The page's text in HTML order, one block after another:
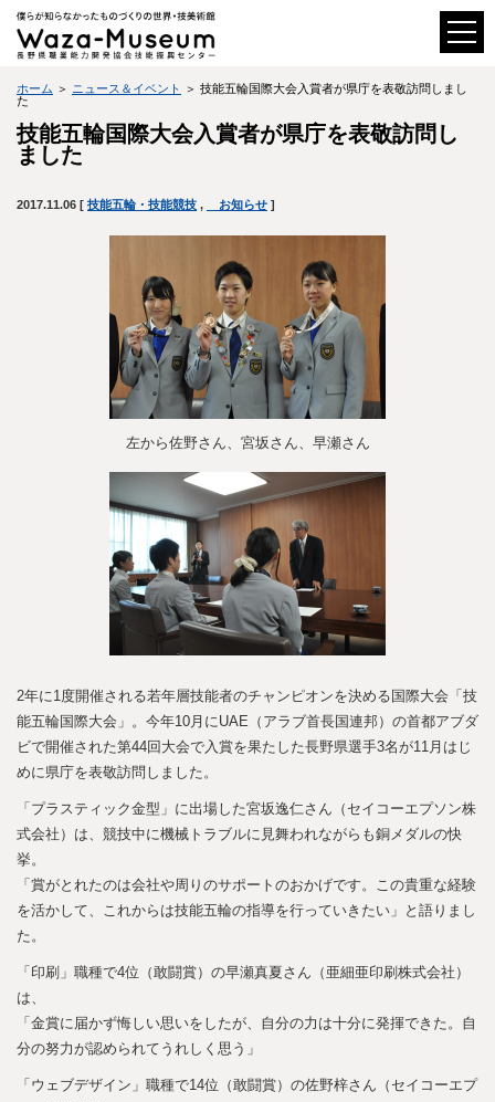
ホーム ＞ ニュース＆イベント ＞ 技能五輪国際大会入賞者が県庁を表敬訪問しまし
た
技能五輪国際大会入賞者が県庁を表敬訪問し
ました
2017.11.06 [ 技能五輪・技能競技 , お知らせ ]
左から佐野さん、宮坂さん、早瀬さん
2年に1度開催される若年層技能者のチャンピオンを決める国際大会「技
能五輪国際大会」。今年10月にUAE（アラブ首長国連邦）の首都アブダ
ビで開催された第44回大会で入賞を果たした長野県選手3名が11月はじ
めに県庁を表敬訪問しました。
「プラスティック金型」に出場した宮坂逸仁さん（セイコーエプソン株
式会社）は、競技中に機械トラブルに見舞われながらも銅メダルの快
挙。
「賞がとれたのは会社や周りのサポートのおかげです。この貴重な経験
を活かして、これからは技能五輪の指導を行っていきたい」と語りまし
た。
「印刷」職種で4位（敢闘賞）の早瀬真夏さん（亜細亜印刷株式会社）
は、
「金賞に届かず悔しい思いをしたが、自分の力は十分に発揮できた。自
分の努力が認められてうれしく思う」
「ウェブデザイン」職種で14位（敢闘賞）の佐野梓さん（セイコーエプ